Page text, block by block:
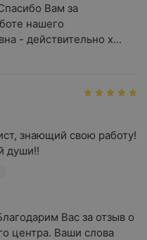
Вам за
нашего
- действительно х...
знающий свою работу!
души!!
Вас за отзыв о
центра. Ваши слова